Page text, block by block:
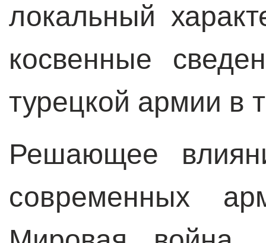
локальный
косвенные
турецкой армии в
Решающее
современных